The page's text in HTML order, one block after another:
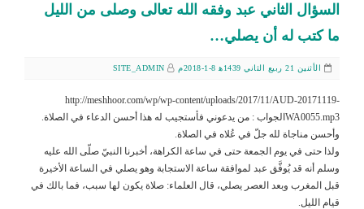
السؤال الثاني عبد وفقه الله تعالى وصلى من الليل
ما كتب له أن يصلي…
الأثنين 21 ربيع الثاني 1439ﻫ 8-1-2018م SITE_ADMIN
http://meshhoor.com/wp/wp-content/uploads/2017/11/AUD-20171119-
WA0055.mp3الجواب : من يدعوني فأستجيب له هذا أحسن الدعاء في الصلاة.
وأحسن مناجاة لله جلّ في عُلاه في الصلاة.
ولذا حتى في يوم الجمعة حتى في ساعة الكراهة، أخبرنا النبيّ صلّى الله عليه
وسلم أنه قد يُوفَّق عبد لموافقة ساعة الاستجابة وهو يصلي في الساعة الأخيرة
قبل المغرب وبعد العصر يصلي، قال العلماء: صلاة يكون لها سبب، فما بالك في
قيام الليل.